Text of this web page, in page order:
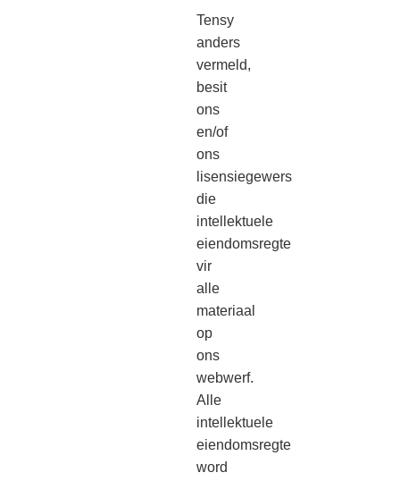
Tensy
anders
vermeld,
besit
ons
en/of
ons
lisensiegewers
die
intellektuele
eiendomsregte
vir
alle
materiaal
op
ons
webwerf.
Alle
intellektuele
eiendomsregte
word